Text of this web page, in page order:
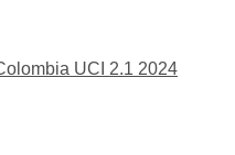
UCI 2.1 2024